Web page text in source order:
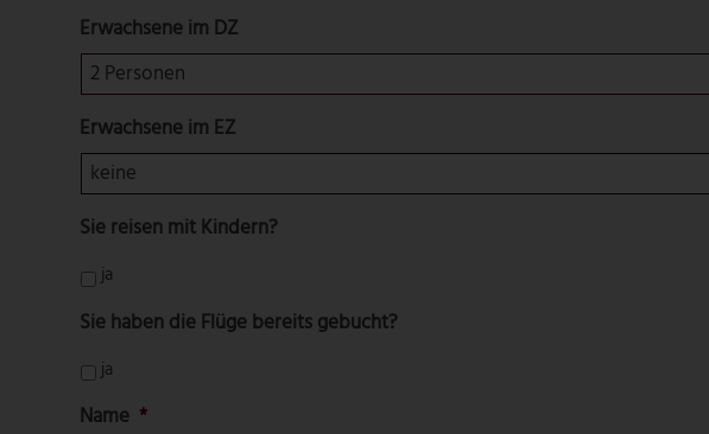
Erwachsene im DZ
Erwachsene im EZ
Sie reisen mit Kindern?
ja
Sie haben die Flüge bereits gebucht?
ja
Name *